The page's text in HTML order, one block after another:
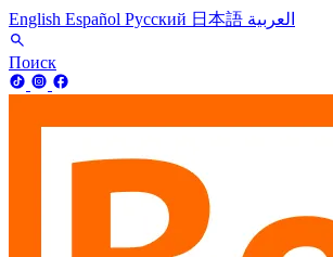
English Español Русский 日本語 العربية
Поиск